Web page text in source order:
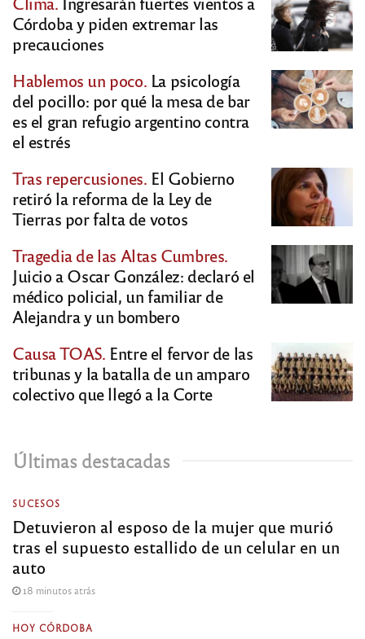
Córdoba y piden extremar las
precauciones
Hablemos un poco. La psicología
del pocillo: por qué la mesa de bar
es el gran refugio argentino contra
el estrés
Tras repercusiones. El Gobierno
retiró la reforma de la Ley de
Tierras por falta de votos
Tragedia de las Altas Cumbres.
Juicio a Oscar González: declaró el
médico policial, un familiar de
Alejandra y un bombero
Causa TOAS. Entre el fervor de las
tribunas y la batalla de un amparo
colectivo que llegó a la Corte
Últimas destacadas
SUCESOS
Detuvieron al esposo de la mujer que murió
tras el supuesto estallido de un celular en un
auto
18 minutos atrás
HOY CÓRDOBA